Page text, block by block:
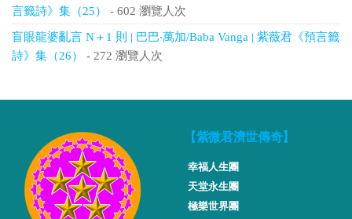
言籤詩》集（25）
- 602 瀏覽人次
盲眼龍婆亂言 N＋1 則 | 巴巴‧萬加/Baba Vanga | 紫薇君《預言籤
詩》集（26）
- 272 瀏覽人次
【紫微君濟世傳奇】
幸福人生團
天堂永生團
極樂世界團